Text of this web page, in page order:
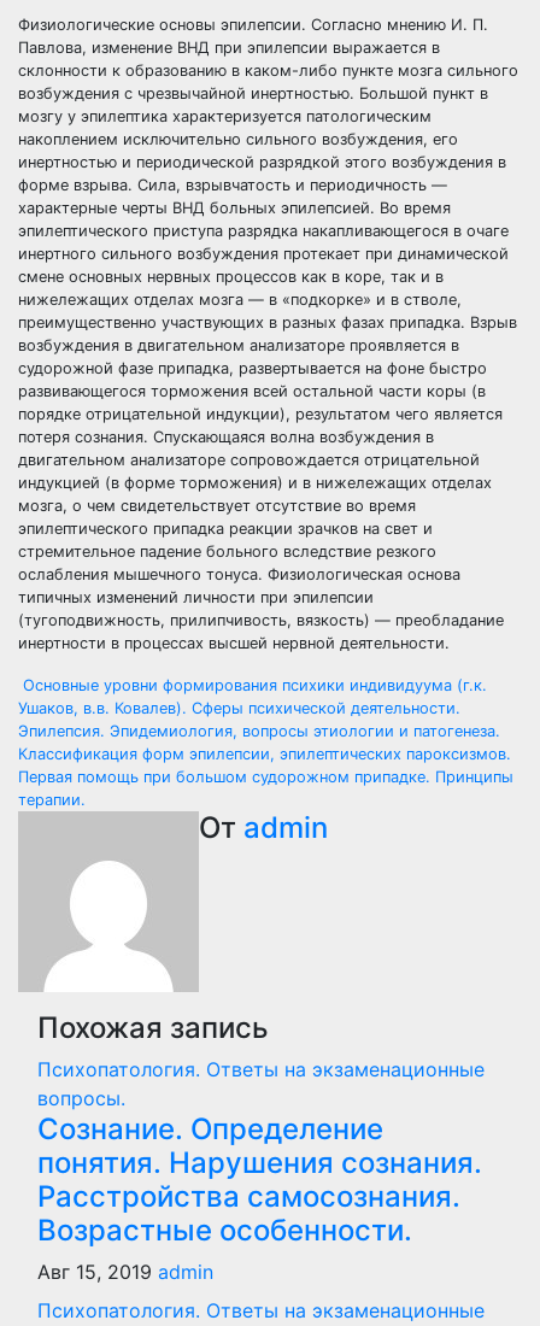
Физиологические основы эпилепсии. Согласно мнению И. П.
Павлова, изменение ВНД при эпилепсии выражается в
склонности к образованию в каком-либо пункте мозга сильного
возбуждения с чрезвычайной инертностью. Большой пункт в
мозгу у эпилептика характеризуется патологическим
накоплением исключительно сильного возбуждения, его
инертностью и периодической разрядкой этого возбуждения в
форме взрыва. Сила, взрывчатость и периодичность —
характерные черты ВНД больных эпилепсией. Во время
эпилептического приступа разрядка накапливающегося в очаге
инертного сильного возбуждения протекает при динамической
смене основных нервных процессов как в коре, так и в
нижележащих отделах мозга — в «подкорке» и в стволе,
преимущественно участвующих в разных фазах припадка. Взрыв
возбуждения в двигательном анализаторе проявляется в
судорожной фазе припадка, развертывается на фоне быстро
развивающегося торможения всей остальной части коры (в
порядке отрицательной индукции), результатом чего является
потеря сознания. Спускающаяся волна возбуждения в
двигательном анализаторе сопровождается отрицательной
индукцией (в форме торможения) и в нижележащих отделах
мозга, о чем свидетельствует отсутствие во время
эпилептического припадка реакции зрачков на свет и
стремительное падение больного вследствие резкого
ослабления мышечного тонуса. Физиологическая основа
типичных изменений личности при эпилепсии
(тугоподвижность, прилипчивость, вязкость) — преобладание
инертности в процессах высшей нервной деятельности.
Навигация
по
записям
Основные уровни формирования психики индивидуума (г.к.
Ушаков, в.в. Ковалев). Сферы психической деятельности.
Эпилепсия. Эпидемиология, вопросы этиологии и патогенеза.
Классификация форм эпилепсии, эпилептических пароксизмов.
Первая помощь при большом судорожном припадке. Принципы
терапии.
От admin
Похожая запись
Психопатология. Ответы на экзаменационные
вопросы.
Сознание. Определение
понятия. Нарушения сознания.
Расстройства самосознания.
Возрастные особенности.
Авг 15, 2019 admin
Психопатология. Ответы на экзаменационные